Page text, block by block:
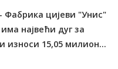
цијеви "Унис"
највећи дуг за
износи 15,05 милион...